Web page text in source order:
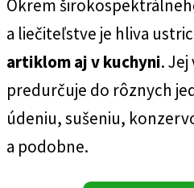
Okrem
a liečiteľstve je hliva
artiklom aj v kuchyni.
predurčuje do rôznych
údeniu, sušeniu,
a podobne.